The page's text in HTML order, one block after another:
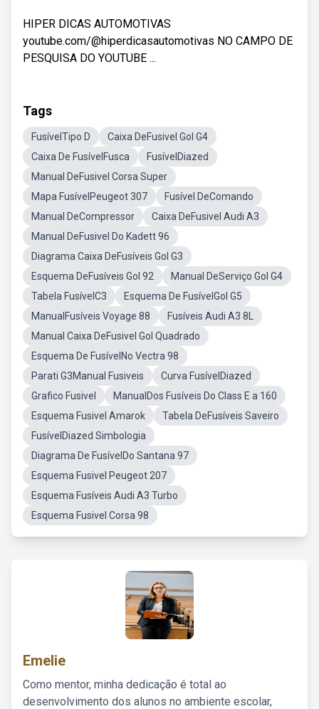
HIPER DICAS AUTOMOTIVAS
youtube.com/@hiperdicasautomotivas NO CAMPO DE
PESQUISA DO YOUTUBE ...
Tags
FusívelTipo D
Caixa DeFusivel Gol G4
Caixa De FusívelFusca
FusívelDiazed
Manual DeFusivel Corsa Super
Mapa FusívelPeugeot 307
Fusível DeComando
Manual DeCompressor
Caixa DeFusivel Audi A3
Manual DeFusivel Do Kadett 96
Diagrama Caixa DeFusíveis Gol G3
Esquema DeFusíveis Gol 92
Manual DeServiço Gol G4
Tabela FusívelC3
Esquema De FusívelGol G5
ManualFusíveis Voyage 88
Fusíveis Audi A3 8L
Manual Caixa DeFusivel Gol Quadrado
Esquema De FusívelNo Vectra 98
Parati G3Manual Fusiveis
Curva FusívelDiazed
Grafico Fusivel
ManualDos Fusíveis Do Class E a 160
Esquema Fusivel Amarok
Tabela DeFusíveis Saveiro
FusívelDiazed Simbologia
Diagrama De FusívelDo Santana 97
Esquema Fusivel Peugeot 207
Esquema Fusíveis Audi A3 Turbo
Esquema Fusivel Corsa 98
Emelie
Como mentor, minha dedicação é total ao
desenvolvimento dos alunos no ambiente escolar,